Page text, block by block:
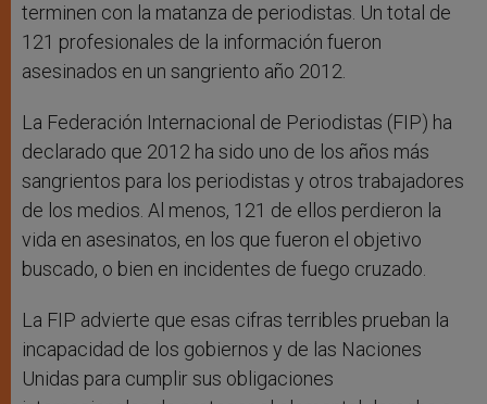
terminen con la matanza de periodistas. Un total de
121 profesionales de la información fueron
asesinados en un sangriento año 2012.
La Federación Internacional de Periodistas (FIP) ha
declarado que 2012 ha sido uno de los años más
sangrientos para los periodistas y otros trabajadores
de los medios. Al menos, 121 de ellos perdieron la
vida en asesinatos, en los que fueron el objetivo
buscado, o bien en incidentes de fuego cruzado.
La FIP advierte que esas cifras terribles prueban la
incapacidad de los gobiernos y de las Naciones
Unidas para cumplir sus obligaciones